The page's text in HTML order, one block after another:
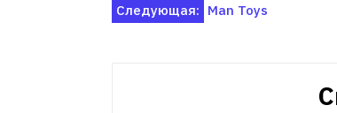
Навигация
Следующая: Man Toys